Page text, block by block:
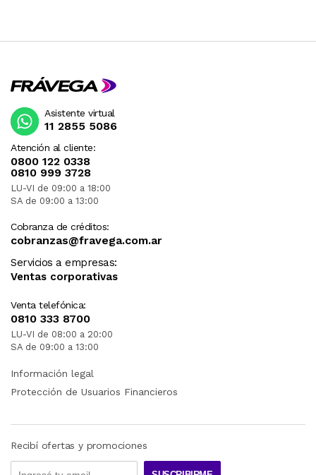
Atención al cliente:
0800 122 0338
0810 999 3728
LU-VI de 09:00 a 18:00
SA de 09:00 a 13:00
Cobranza de créditos:
cobranzas@fravega.com.ar
Servicios a empresas:
Ventas corporativas
Venta telefónica:
0810 333 8700
LU-VI de 08:00 a 20:00
SA de 09:00 a 13:00
Asistente virtual
11 2855 5086
Información legal
Protección de Usuarios Financieros
Recibí ofertas y promociones